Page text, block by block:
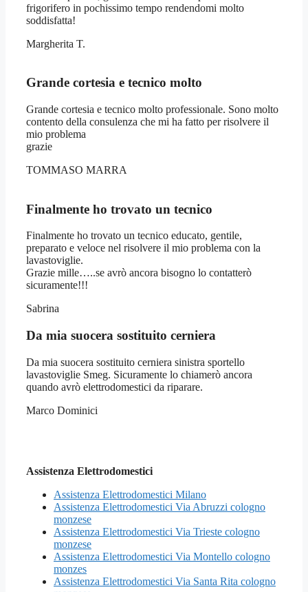
frigorifero in pochissimo tempo rendendomi molto
soddisfatta!
Margherita T.
Grande cortesia e tecnico molto
Grande cortesia e tecnico molto professionale. Sono molto
contento della consulenza che mi ha fatto per risolvere il
mio problema
grazie
TOMMASO MARRA
Finalmente ho trovato un tecnico
Finalmente ho trovato un tecnico educato, gentile,
preparato e veloce nel risolvere il mio problema con la
lavastoviglie.
Grazie mille…..se avrò ancora bisogno lo contatterò
sicuramente!!!
Sabrina
Da mia suocera sostituito cerniera
Da mia suocera sostituito cerniera sinistra sportello
lavastoviglie Smeg. Sicuramente lo chiamerò ancora
quando avrò elettrodomestici da riparare.
Marco Dominici
Assistenza Elettrodomestici
Assistenza Elettrodomestici Milano
Assistenza Elettrodomestici Via Abruzzi cologno
monzese
Assistenza Elettrodomestici Via Trieste cologno
monzese
Assistenza Elettrodomestici Via Montello cologno
monzes
Assistenza Elettrodomestici Via Santa Rita cologno